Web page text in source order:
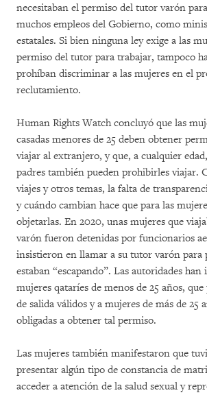
necesitaban el permiso del tutor varón
muchos empleos del Gobierno, como
estatales. Si bien ninguna ley exige a las
permiso del tutor para trabajar, tampoco
prohíban discriminar a las mujeres en el
reclutamiento.
Human Rights Watch concluyó que las
casadas menores de 25 deben obtener
viajar al extranjero, y que, a cualquier
padres también pueden prohibirles viajar.
viajes y otros temas, la falta de
y cuándo cambian hace que para las
objetarlas. En 2020, unas mujeres que
varón fueron detenidas por funcionarios
insistieron en llamar a su tutor varón para
estaban “escapando”. Las autoridades
mujeres qataríes de menos de 25 años,
de salida válidos y a mujeres de más de 25
obligadas a obtener tal permiso.
Las mujeres también manifestaron que
presentar algún tipo de constancia de
acceder a atención de la salud sexual y